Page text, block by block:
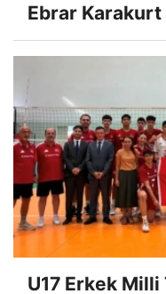
Ebrar
U17 Erkek Milli